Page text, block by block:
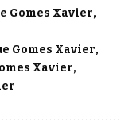
Gomes Xavier
Gomes Xavier
Xavier